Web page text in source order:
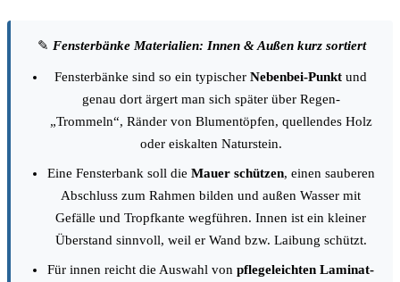
✎ Fensterbänke Materialien: Innen & Außen kurz sortiert
Fensterbänke sind so ein typischer Nebenbei-Punkt und
genau dort ärgert man sich später über Regen-
„Trommeln“, Ränder von Blumentöpfen, quellendes Holz
oder eiskalten Naturstein.
Eine Fensterbank soll die Mauer schützen, einen sauberen
Abschluss zum Rahmen bilden und außen Wasser mit
Gefälle und Tropfkante wegführen. Innen ist ein kleiner
Überstand sinnvoll, weil er Wand bzw. Laibung schützt.
Für innen reicht die Auswahl von pflegeleichten Laminat-